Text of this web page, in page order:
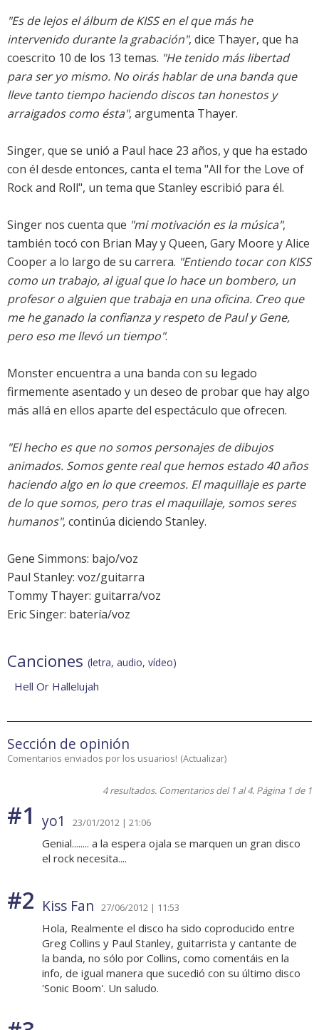
"Es de lejos el álbum de KISS en el que más he
intervenido durante la grabación", dice Thayer, que ha
coescrito 10 de los 13 temas. "He tenido más libertad
para ser yo mismo. No oirás hablar de una banda que
lleve tanto tiempo haciendo discos tan honestos y
arraigados como ésta", argumenta Thayer.
Singer, que se unió a Paul hace 23 años, y que ha estado
con él desde entonces, canta el tema "All for the Love of
Rock and Roll", un tema que Stanley escribió para él.
Singer nos cuenta que "mi motivación es la música",
también tocó con Brian May y Queen, Gary Moore y Alice
Cooper a lo largo de su carrera. "Entiendo tocar con KISS
como un trabajo, al igual que lo hace un bombero, un
profesor o alguien que trabaja en una oficina. Creo que
me he ganado la confianza y respeto de Paul y Gene,
pero eso me llevó un tiempo".
Monster encuentra a una banda con su legado
firmemente asentado y un deseo de probar que hay algo
más allá en ellos aparte del espectáculo que ofrecen.
"El hecho es que no somos personajes de dibujos
animados. Somos gente real que hemos estado 40 años
haciendo algo en lo que creemos. El maquillaje es parte
de lo que somos, pero tras el maquillaje, somos seres
humanos", continúa diciendo Stanley.
Gene Simmons: bajo/voz
Paul Stanley: voz/guitarra
Tommy Thayer: guitarra/voz
Eric Singer: batería/voz
Canciones (letra, audio, vídeo)
Hell Or Hallelujah
Sección de opinión
Comentarios enviados por los usuarios! (Actualizar)
4 resultados. Comentarios del 1 al 4. Página 1 de 1
#1 yo1 23/01/2012 | 21:06
Genial........ a la espera ojala se marquen un gran disco
el rock necesita....
#2 Kiss Fan 27/06/2012 | 11:53
Hola, Realmente el disco ha sido coproducido entre
Greg Collins y Paul Stanley, guitarrista y cantante de
la banda, no sólo por Collins, como comentáis en la
info, de igual manera que sucedió con su último disco
'Sonic Boom'. Un saludo.